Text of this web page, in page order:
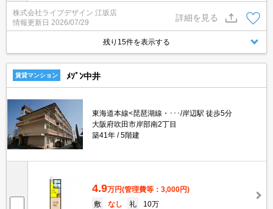
株式会社ライブデザイン 江坂店
情報更新日 2026/07/29
詳細を見る
残り15件を表示する
賃貸マンション ﾒｿﾞﾝ中井
東海道本線<琵琶湖線・･･･/岸辺駅 徒歩5分
大阪府吹田市岸部南2丁目
築41年
5階建
4.9万円(管理費等：3,000円)
敷
なし 礼
10万